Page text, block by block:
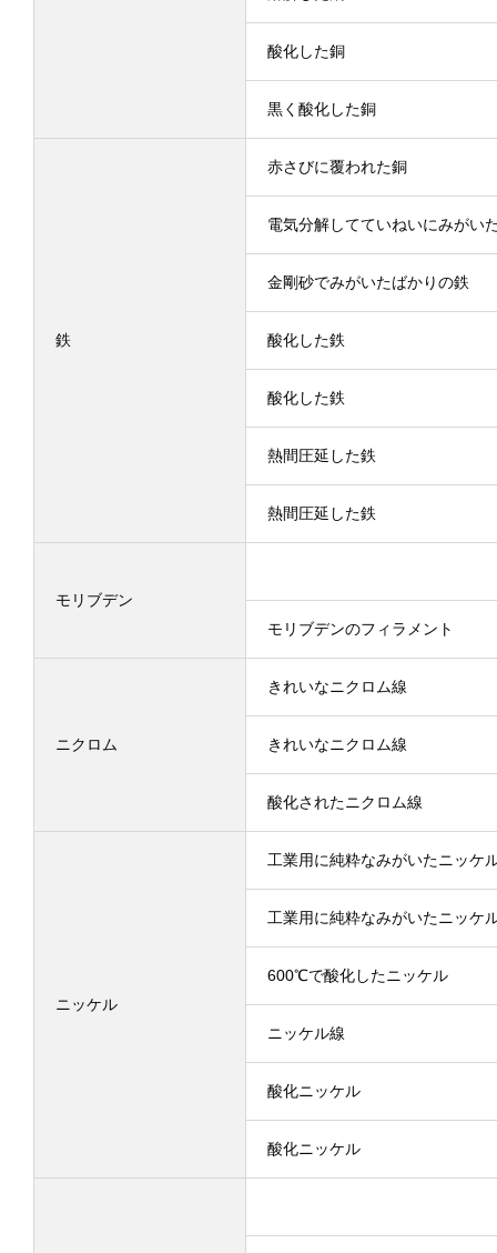
酸化した銅
黒く酸化した銅
鉄
赤さびに覆われた銅
電気分解してていねいにみがい
金剛砂でみがいたばかりの鉄
酸化した鉄
酸化した鉄
熱間圧延した鉄
熱間圧延した鉄
モリブデン
モリブデンのフィラメント
ニクロム
きれいなニクロム線
きれいなニクロム線
酸化されたニクロム線
ニッケル
工業用に純粋なみがいたニッケ
工業用に純粋なみがいたニッケ
600℃で酸化したニッケル
ニッケル線
酸化ニッケル
酸化ニッケル